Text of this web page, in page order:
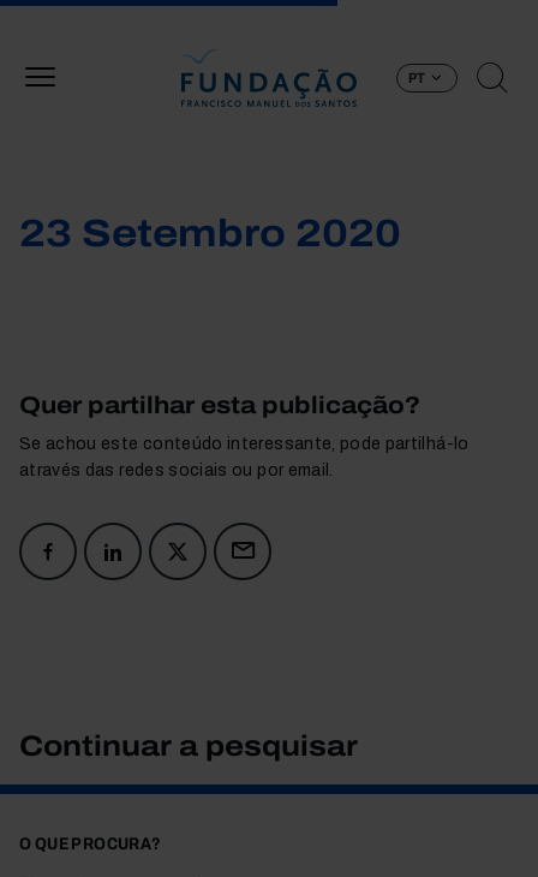
PT
23 Setembro 2020
Quer partilhar esta publicação?
Se achou este conteúdo interessante, pode partilhá-lo
através das redes sociais ou por email.
Continuar a pesquisar
O QUE PROCURA?